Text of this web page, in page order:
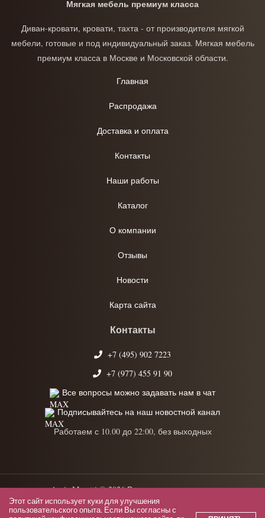
Мягкая мебель премиум класса
Диван-кровати, кровати, тахта - от производителя мягкой
мебели, готовые и под индивидуальный заказ. Мягкая мебель
премиум класса в Москве и Московской области.
Главная
Распродажа
Доставка и оплата
Контакты
Наши работы
Каталог
О компании
Отзывы
Новости
Карта сайта
Контакты
+7 (495) 902 7223
+7 (977) 455 91 90
Все вопросы можно задавать нам в чат
Подписывайтесь на наш новостной канал
Работаем с 10.00 до 22:00, без выходных
Anrie Moretti © 2026 Все права защищены.
Политика конфиденциальности
Этот сайт использует куки для улучшения
пользовательского опыта. Если Вы согласны с